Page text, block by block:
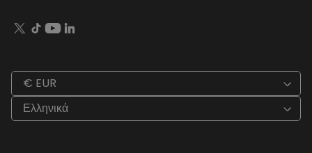
€ EUR
Ελληνικά